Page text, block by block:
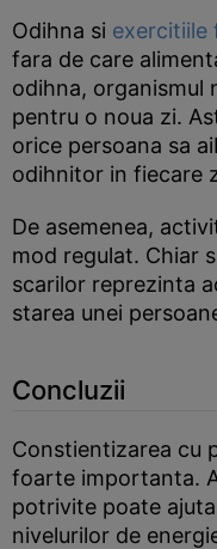
Odihna si exercitiile
fara de care
odihna, organismul
pentru o noua zi.
orice persoana sa
odihnitor in fiecare
De asemenea,
mod regulat. Chiar
scarilor reprezinta
starea unei
Concluzii
Constientizarea cu
foarte importanta.
potrivite poate
nivelurilor de